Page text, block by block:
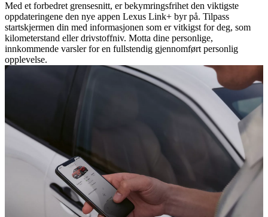
Med et forbedret grensesnitt, er bekymringsfrihet den viktigste
oppdateringene den nye appen Lexus Link+ byr på. Tilpass
startskjermen din med informasjonen som er vitkigst for deg, som
kilometerstand eller drivstoffniv. Motta dine personlige,
innkommende varsler for en fullstendig gjennomført personlig
opplevelse.